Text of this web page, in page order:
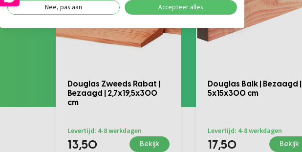
Douglas Zweeds Rabat |
Bezaagd | 2,7x19,5x300
cm
Levertijd: 4-8 werkdagen
13,50 Bekijk
Douglas Balk | Bezaagd |
5x15x300 cm
Levertijd: 4-8 werkdagen
17,50 Bekijk
Nee, pas aan Accepteer alles